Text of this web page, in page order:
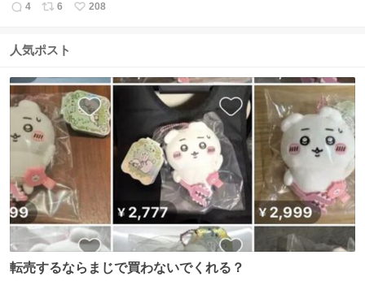
返
数
4
リ
ス
数
6
い
208
人気ポスト
転売するならまじで買わないでくれる？